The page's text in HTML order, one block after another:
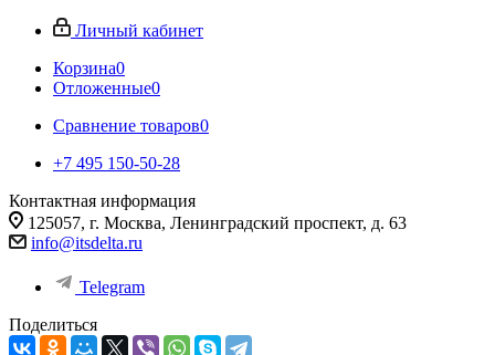
Личный кабинет
Корзина0
Отложенные0
Сравнение товаров0
+7 495 150-50-28
Контактная информация
125057, г. Москва, Ленинградский проспект, д. 63
info@itsdelta.ru
Telegram
Поделиться